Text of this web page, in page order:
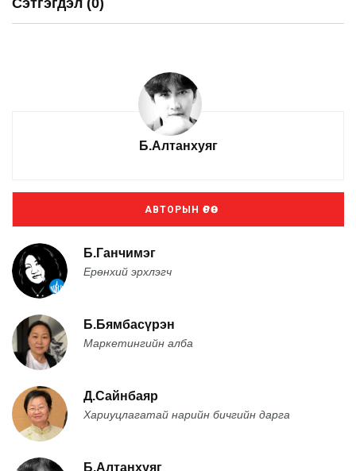
Сэтгэгдэл (0)
Б.Алтанхуяг
АВТОРЫН ӨРӨӨ
Б.Ганчимэг
Ерөнхий эрхлэгч
Б.Бямбасүрэн
Маркетингийн алба
Д.Сайнбаяр
Хариуцлагатай нарийн бичгийн дарга
Б.Алтанхуяг